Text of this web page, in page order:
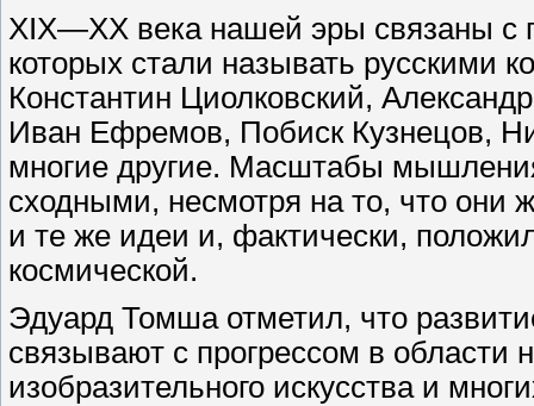
XIX—XX века нашей эры связаны
которых стали называть русскими
Константин Циолковский,
Иван Ефремов, Побиск Кузнецов,
многие другие. Масштабы
сходными, несмотря на то, что они
и те же идеи и, фактически,
космической.
Эдуард Томша отметил, что
связывают с прогрессом в области
изобразительного искусства и